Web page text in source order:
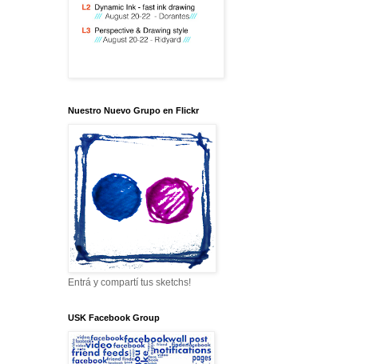
Nuestro Nuevo Grupo en Flickr
Entrá y compartí tus sketchs!
USK Facebook Group